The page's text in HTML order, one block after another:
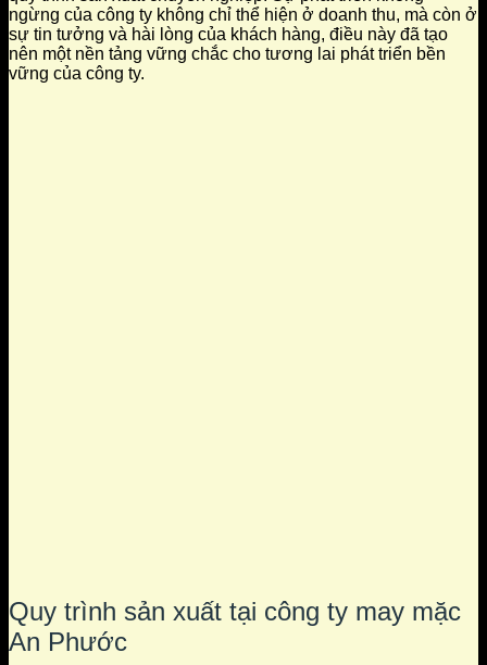
ngừng của công ty không chỉ thể hiện ở doanh thu, mà còn ở
sự tin tưởng và hài lòng của khách hàng, điều này đã tạo
nên một nền tảng vững chắc cho tương lai phát triển bền
vững của công ty.
Quy trình sản xuất tại công ty may mặc
An Phước